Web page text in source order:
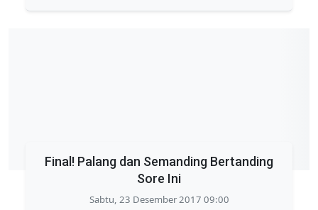
Final! Palang dan Semanding Bertanding
Sore Ini
Sabtu, 23 Desember 2017 09:00